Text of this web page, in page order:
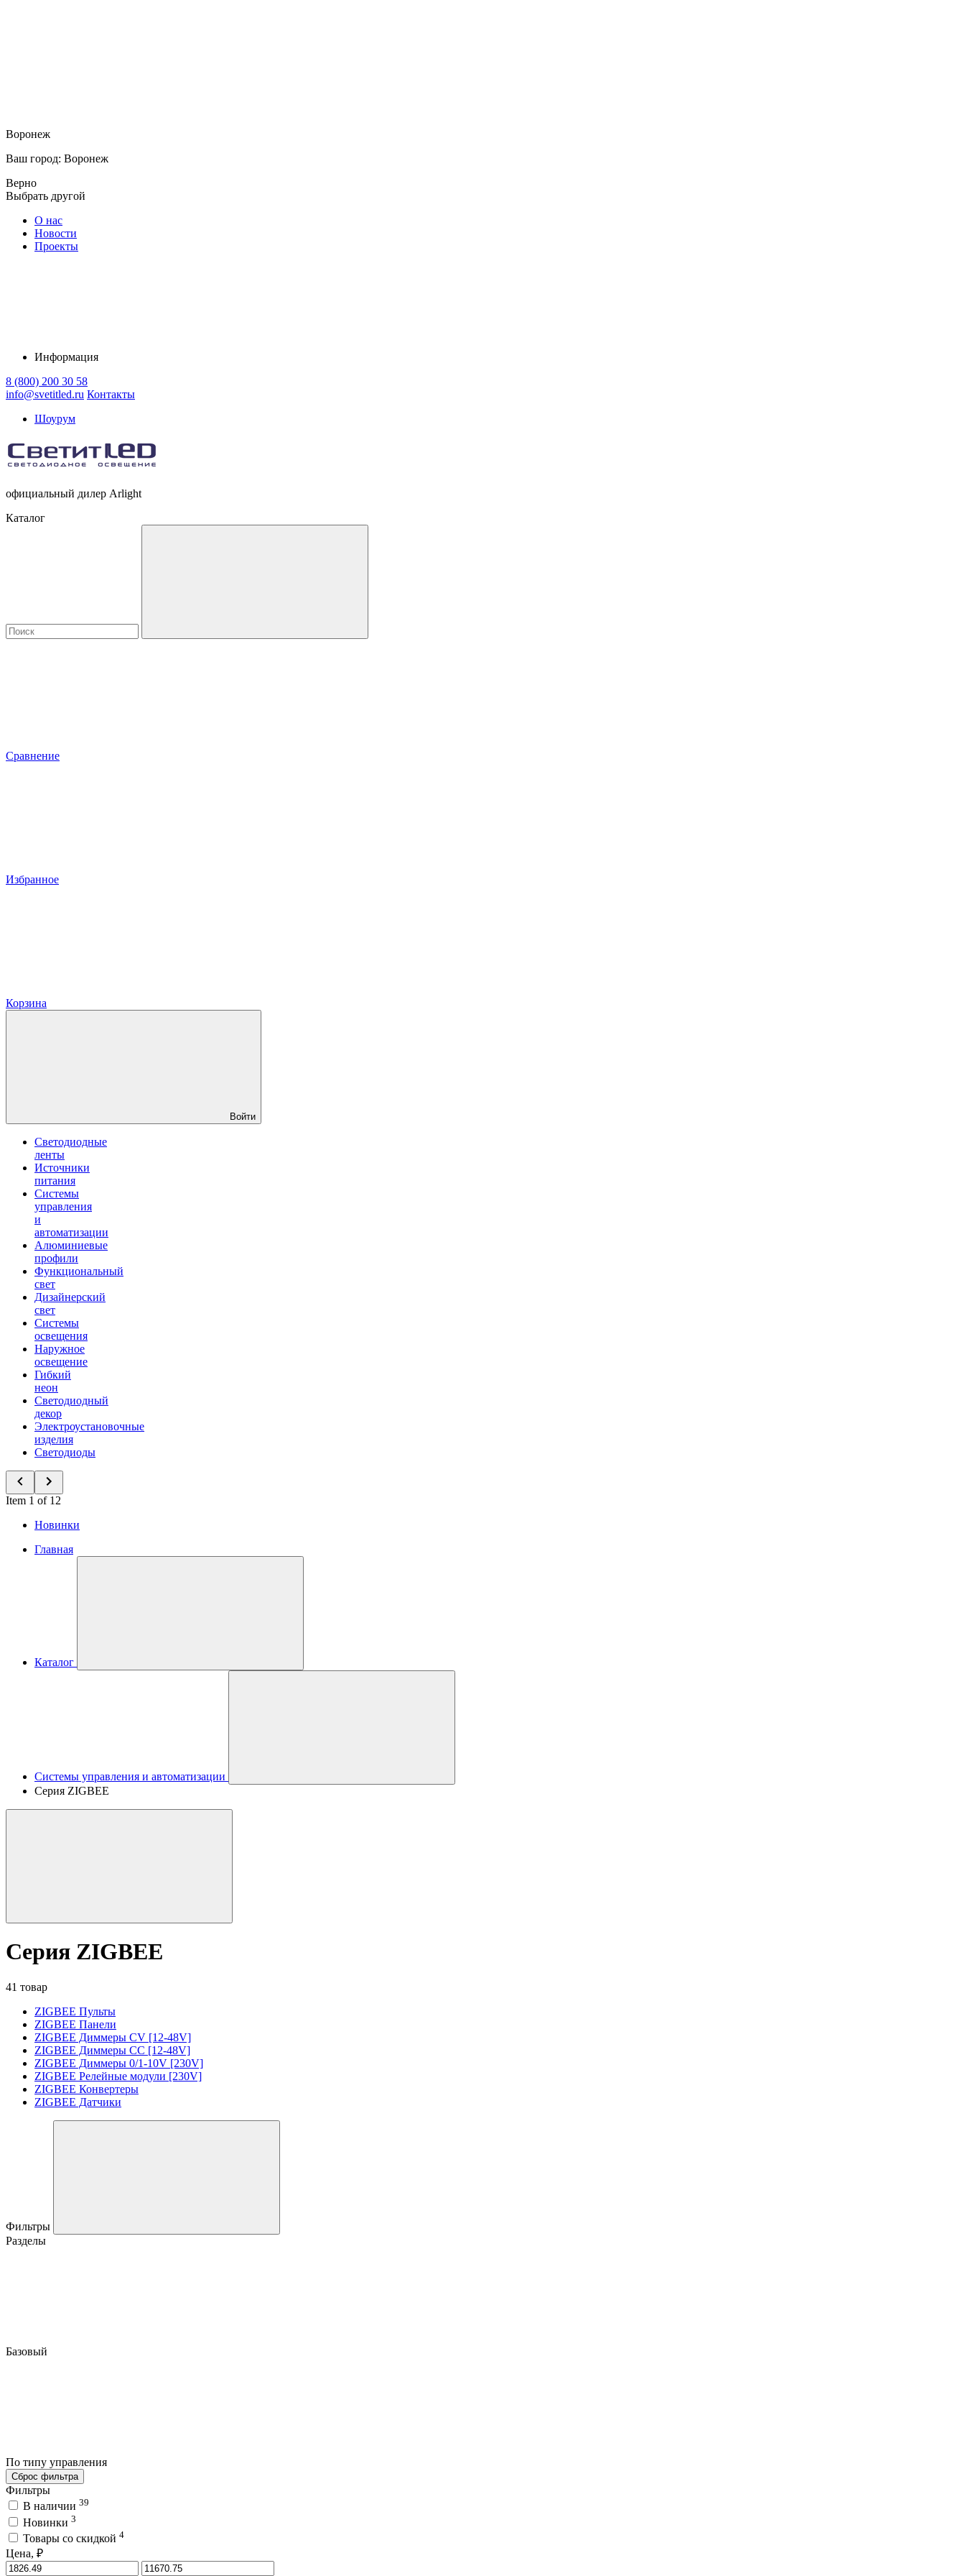
Воронеж
Ваш город: Воронеж
Верно
Выбрать другой
О нас
Новости
Проекты
Информация
8 (800) 200 30 58
info@svetitled.ru Контакты
Шоурум
официальный дилер Arlight
Каталог
Сравнение
Избранное
Корзина
Войти
Светодиодные
ленты
Источники
питания
Системы
управления
и
автоматизации
Алюминиевые
профили
Функциональный
свет
Дизайнерский
свет
Системы
освещения
Наружное
освещение
Гибкий
неон
Светодиодный
декор
Электроустановочные
изделия
Светодиоды
Item 1 of 12
Новинки
Главная
Каталог
Системы управления и автоматизации
Серия ZIGBEE
Серия ZIGBEE
41 товар
ZIGBEE Пульты
ZIGBEE Панели
ZIGBEE Диммеры CV [12-48V]
ZIGBEE Диммеры CC [12-48V]
ZIGBEE Диммеры 0/1-10V [230V]
ZIGBEE Релейные модули [230V]
ZIGBEE Конвертеры
ZIGBEE Датчики
Фильтры
Разделы
Базовый
По типу управления
Сброс фильтра
Фильтры
В наличии 39
Новинки 3
Товары со скидкой 4
Цена, ₽